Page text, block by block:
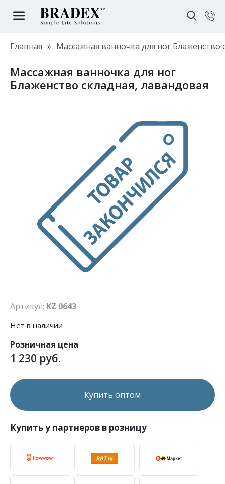
Главная » Массажная ванночка для ног Блаженство
Массажная ванночка для ног
Блаженство складная, лавандовая
Артикул: KZ 0643
Нет в наличии
Розничная цена
1 230 руб.
Купить оптом
Купить у партнеров в розницу